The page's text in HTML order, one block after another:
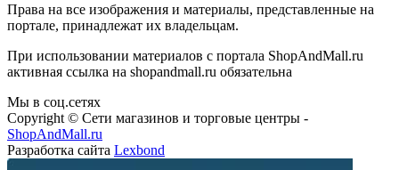
Права на все изображения и материалы, представленные на
портале, принадлежат их владельцам.
При использовании материалов с портала ShopAndMall.ru
активная ссылка на shopandmall.ru обязательна
Мы в соц.сетях
Copyright © Сети магазинов и торговые центры -
ShopAndMall.ru
Разработка сайта Lexbond